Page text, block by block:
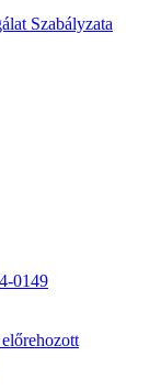
Szabályzata
0149